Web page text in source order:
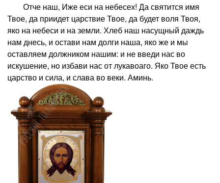
Отче наш, Иже еси на небесех! Да святится имя
Твое, да приидет царствие Твое, да будет воля Твоя,
яко на небеси и на земли. Хлеб наш насущный даждь
нам днесь, и остави нам долги наша, яко же и мы
оставляем должником нашим: и не введи нас во
искушение, но избави нас от лукавоаго. Яко Твое есть
царство и сила, и слава во веки. Аминь.